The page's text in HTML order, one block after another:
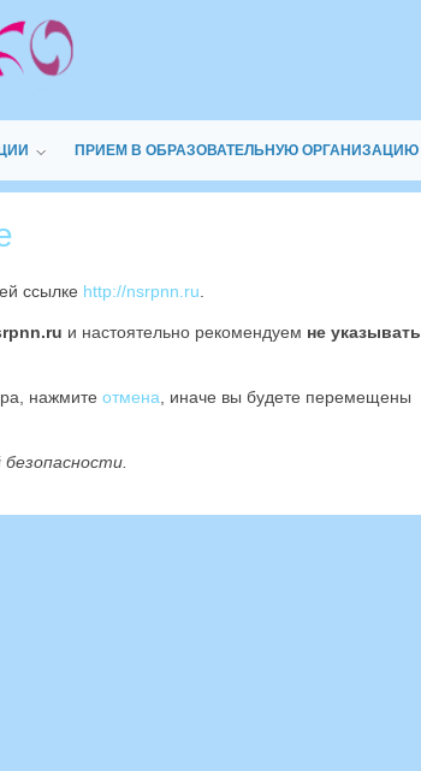
ПРИЕМ В ОБРАЗОВАТЕЛЬНУЮ ОРГАНИЗАЦИЮ
ссылке http://nsrpnn.ru
и настоятельно рекомендуем не указывать
нажмите отмена , иначе вы будете перемещены